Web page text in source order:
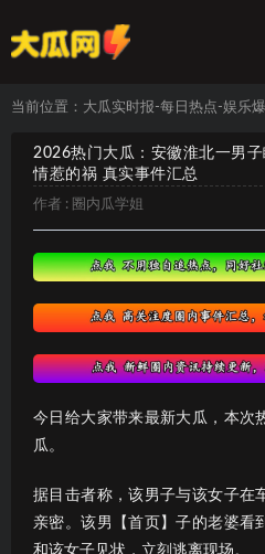
当前位置： 大瓜实时报-每日热点-娱乐
2026热门大瓜：安徽淮北一男
情惹的祸 真实事件汇总
作者 : 圈内瓜学姐
今日给大家带来最新大瓜，本次
瓜。
据目击者称，该男子与该女子在
亲密。该男【首页】子的老婆看
和该女子见状，立刻逃离现场。